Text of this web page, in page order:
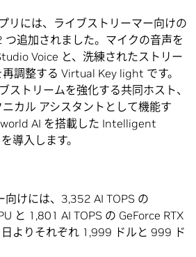
リには、ライブストリーマー向けの
つ追加されました。マイクの音声を
Voice と、洗練されたストリー
調整する Virtual Key light です。
ストリームを強化する共同ホスト、
カル アシスタントとして機能す
AI を搭載した Intelligent
導入します。
向けには、3,352 AI TOPS の
と 1,801 AI TOPS の GeForce RTX
よりそれぞれ 1,999 ドルと 999 ド